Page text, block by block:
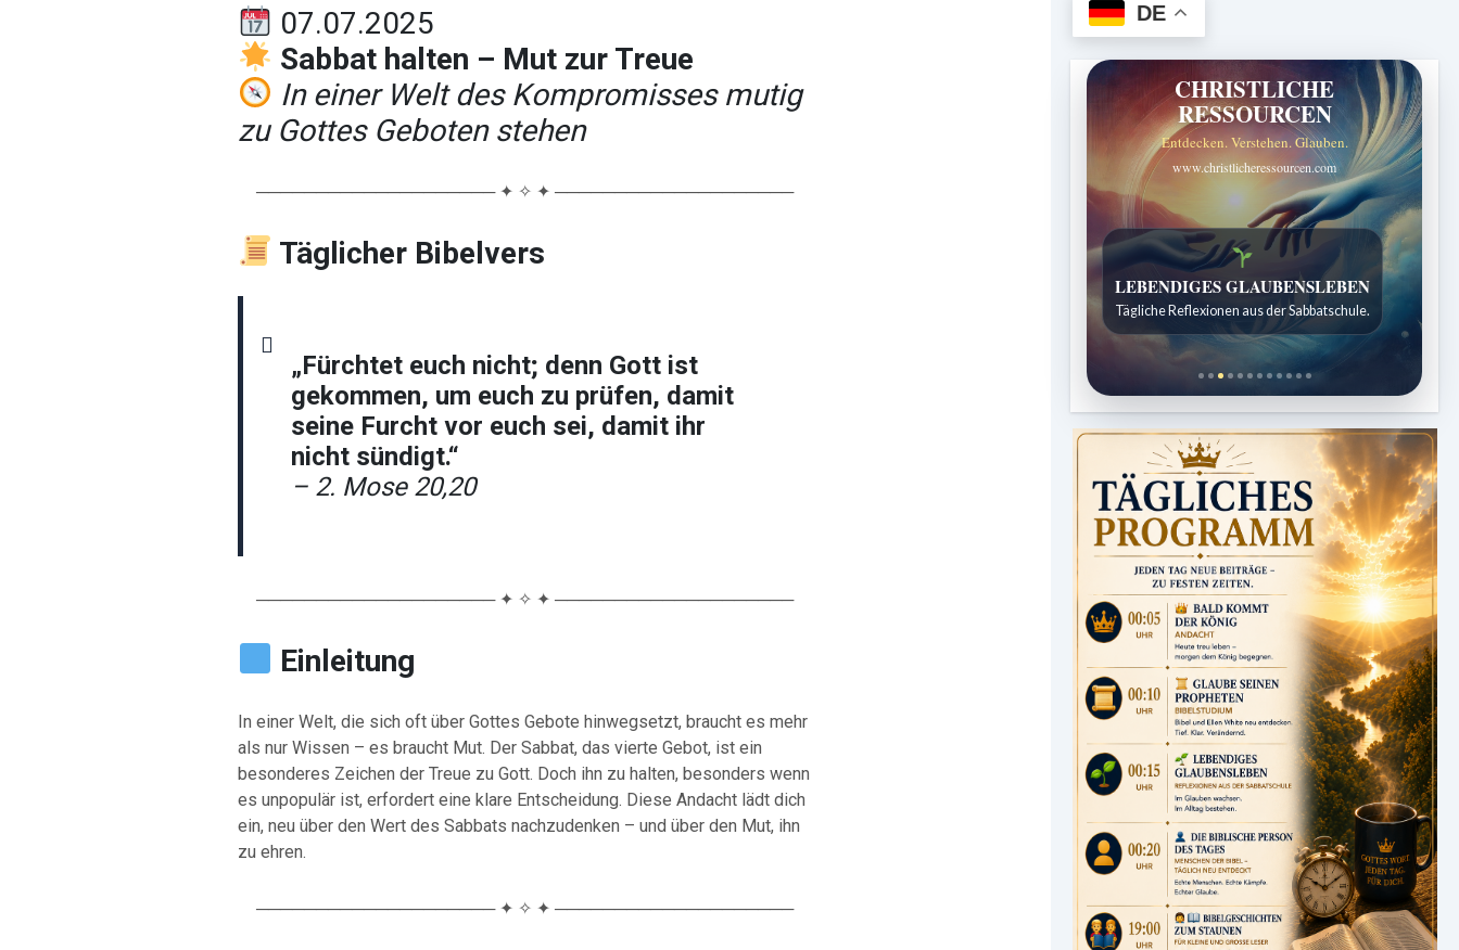
07.07.2025
Sabbat halten – Mut zur Treue
In einer Welt des Kompromisses mutig
zu Gottes Geboten stehen
──────────────────── ✦ ✧ ✦ ────────────────────
Täglicher Bibelvers
„Fürchtet euch nicht; denn Gott ist
gekommen, um euch zu prüfen, damit
seine Furcht vor euch sei, damit ihr
nicht sündigt.“
– 2. Mose 20,20
──────────────────── ✦ ✧ ✦ ────────────────────
Einleitung
In einer Welt, die sich oft über Gottes Gebote hinwegsetzt, braucht es mehr
als nur Wissen – es braucht Mut. Der Sabbat, das vierte Gebot, ist ein
besonderes Zeichen der Treue zu Gott. Doch ihn zu halten, besonders wenn
es unpopulär ist, erfordert eine klare Entscheidung. Diese Andacht lädt dich
ein, neu über den Wert des Sabbats nachzudenken – und über den Mut, ihn
zu ehren.
──────────────────── ✦ ✧ ✦ ────────────────────
DE
CHRISTLICHE
RESSOURCEN
Entdecken. Verstehen. Glauben.
www.christlicheressourcen.com
LEBENDIGES GLAUBENSLEBEN
Tägliche Reflexionen aus der Sabbatschule.